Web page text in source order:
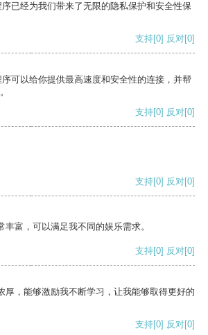
已经为我们带来了无限的隐私保护和安全性保
支持[0] 反对[0]
可以给你提供最高速度和安全性的连接，并帮
支持[0] 反对[0]
支持[0] 反对[0]
丰富，可以满足我不同的娱乐需求。
支持[0] 反对[0]
厚，能够激励我不断学习，让我能够取得更好的
支持[0] 反对[0]